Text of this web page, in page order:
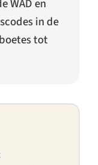
WAD en
in de
tot